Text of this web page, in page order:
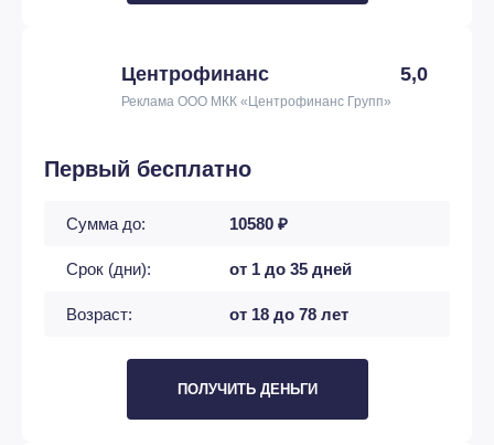
Центрофинанс 5,0
Реклама ООО МКК «Центрофинанс Групп»
Первый бесплатно
Сумма до: 10580 ₽
Срок (дни): от 1 до 35 дней
Возраст: от 18 до 78 лет
ПОЛУЧИТЬ ДЕНЬГИ